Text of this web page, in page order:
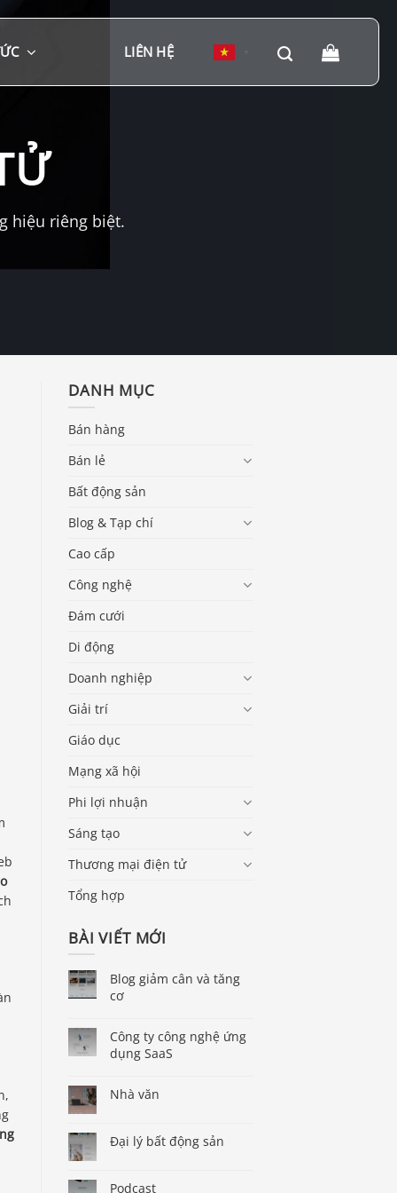
LIÊN HỆ
hiệu riêng biệt.
DANH MỤC
Bán hàng
Bán lẻ
Bất động sản
Blog & Tạp chí
Cao cấp
Công nghệ
Đám cưới
Di động
Doanh nghiệp
Giải trí
Giáo dục
Mạng xã hội
Phi lợi nhuận
Sáng tạo
Thương mại điện tử
Tổng hợp
BÀI VIẾT MỚI
Blog giảm cân và tăng
cơ
Công ty công nghệ ứng
dụng SaaS
Nhà văn
Đại lý bất động sản
Podcast